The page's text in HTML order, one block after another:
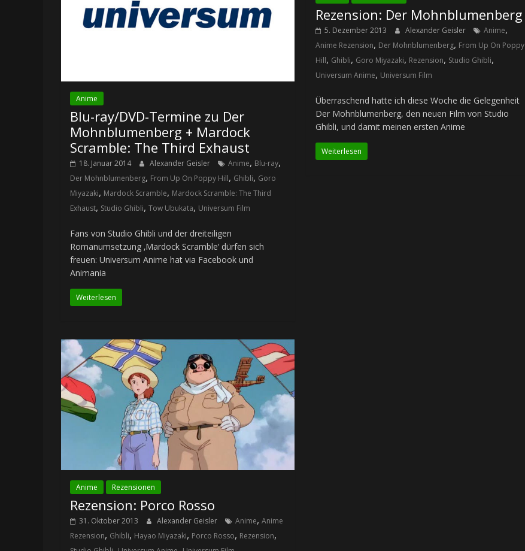
Anime
Blu-ray/DVD-Termine zu Der
Mohnblumenberg + Mardock
Scramble: The Third Exhaust
18. Januar 2014 Alexander Geisler Anime, Blu-ray,
Der Mohnblumenberg, From Up On Poppy Hill, Ghibli, Goro
Miyazaki, Mardock Scramble, Mardock Scramble: The Third
Exhaust, Studio Ghibli, Tow Ubukata, Universum Film
Fans von Studio Ghibli und der dreiteiligen
Romanumsetzung ‚Mardock Scramble‘ dürfen sich
freuen: Universum Anime hat via Facebook und
Animania
Weiterlesen
Rezension: Der Mohnblumenberg
5. Dezember 2013 Alexander Geisler Anime,
Anime Rezension, Der Mohnblumenberg, From Up On Poppy
Hill, Ghibli, Goro Miyazaki, Rezension, Studio Ghibli,
Universum Anime, Universum Film
Überraschend hatte ich diese Woche die Gelegenheit
Der Mohnblumenberg, den neuen Film von Studio
Ghibli, und damit meinen ersten Anime
Weiterlesen
Anime Rezensionen
Rezension: Porco Rosso
31. Oktober 2013 Alexander Geisler Anime, Anime
Rezension, Ghibli, Hayao Miyazaki, Porco Rosso, Rezension,